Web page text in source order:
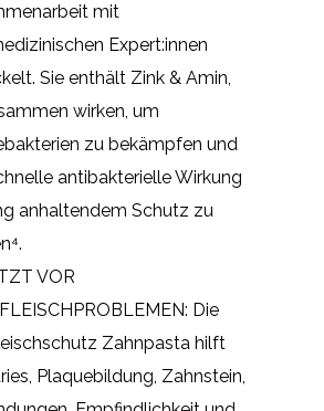
mit
Expert:innen
Sie enthält Zink & Amin,
wirken, um
zu bekämpfen und
antibakterielle Wirkung
anhaltendem Schutz zu
VOR
Die
Zahnpasta hilft
Plaquebildung, Zahnstein,